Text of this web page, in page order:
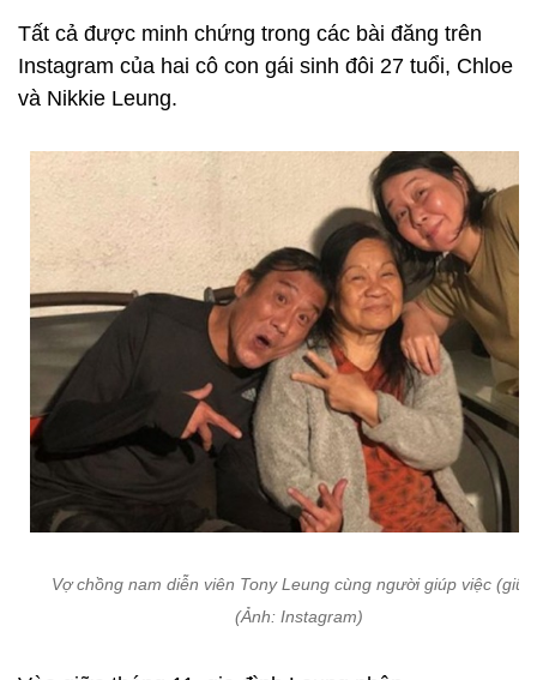
Tất cả được minh chứng trong các bài đăng trên
Instagram của hai cô con gái sinh đôi 27 tuổi, Chloe
và Nikkie Leung.
Vợ chồng nam diễn viên Tony Leung cùng người giúp việc
(Ảnh: Instagram)